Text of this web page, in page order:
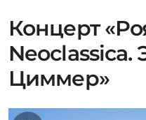
Концерт
Neoclassica.
Циммер»